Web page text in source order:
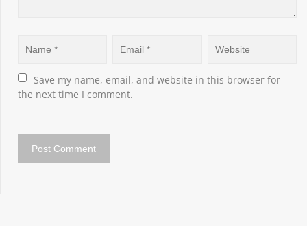
Save my name, email, and website in this browser for
the next time I comment.